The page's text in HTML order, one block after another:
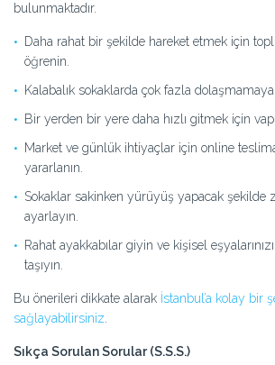
bulunmaktadır.
Daha rahat bir şekilde hareket etmek için
öğrenin.
Kalabalık sokaklarda çok fazla dolaşmamaya
Bir yerden bir yere daha hızlı gitmek için
Market ve günlük ihtiyaçlar için online
yararlanın.
Sokaklar sakinken yürüyüş yapacak şekilde
ayarlayın.
Rahat ayakkabılar giyin ve kişisel
taşıyın.
Bu önerileri dikkate alarak İstanbul’a kolay bir
sağlayabilirsiniz
Sıkça Sorulan Sorular (S.S.S.)